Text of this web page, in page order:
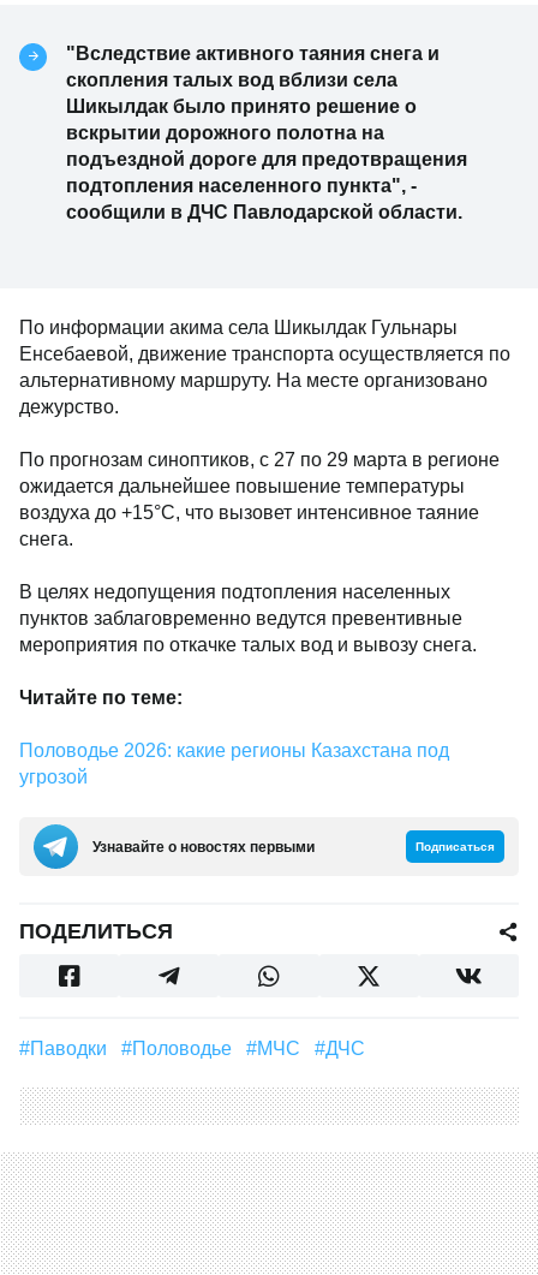
"Вследствие активного таяния снега и
скопления талых вод вблизи села
Шикылдак было принято решение о
вскрытии дорожного полотна на
подъездной дороге для предотвращения
подтопления населенного пункта", -
сообщили в ДЧС Павлодарской области.
По информации акима села Шикылдак Гульнары
Енсебаевой, движение транспорта осуществляется по
альтернативному маршруту. На месте организовано
дежурство.
По прогнозам синоптиков, с 27 по 29 марта в регионе
ожидается дальнейшее повышение температуры
воздуха до +15°С, что вызовет интенсивное таяние
снега.
В целях недопущения подтопления населенных
пунктов заблаговременно ведутся превентивные
мероприятия по откачке талых вод и вывозу снега.
Читайте по теме:
Половодье 2026: какие регионы Казахстана под
угрозой
Узнавайте о новостях первыми Подписаться
ПОДЕЛИТЬСЯ
#Паводки #Половодье #МЧС #ДЧС